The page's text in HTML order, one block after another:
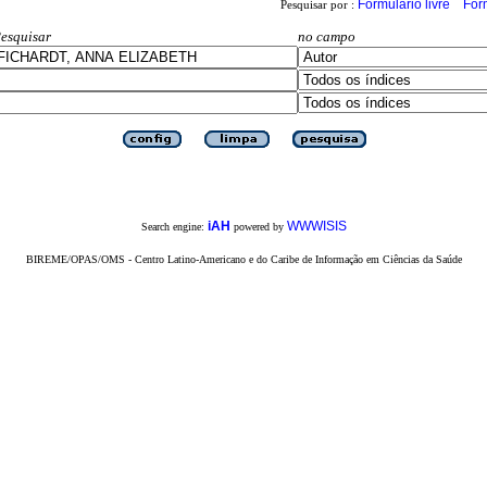
Pesquisar por : Formulário livre
no campo
Search engine: iAH powered by WWWISIS
BIREME/OPAS/OMS - Centro Latino-Americano e do Caribe de Informação em Ciências da Saúde